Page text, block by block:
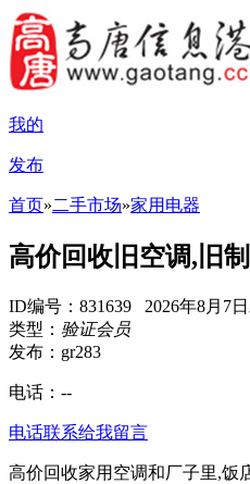
我的
发布
首页»二手市场»家用电器
高价回收旧空调,旧
ID编号：831639 2026年8月7
类型： 验证会员
发布：gr283
电话： --
电话联系给我留言
高价回收家用空调和厂子里,饭